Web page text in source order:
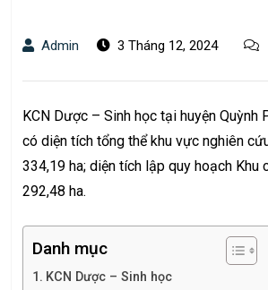
Admin 3 Tháng 12, 2024
KCN Dược – Sinh học tại huyện Quỳnh
có diện tích tổng thể khu vực nghiên
334,19 ha; diện tích lập quy hoạch Khu
292,48 ha.
Danh mục
KCN Dược – Sinh học